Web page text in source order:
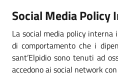
Social Media Policy
La social media policy
di comportamento che i
sant’Elpidio sono tenuti ad
accedono ai social network